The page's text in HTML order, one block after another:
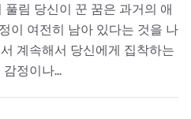
림 당신이 꾼 꿈은 과거의 애
이 여전히 남아 있다는 것을 나
계속해서 당신에게 집착하는
정이나...